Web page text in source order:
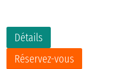
Détails
Réservez-vous